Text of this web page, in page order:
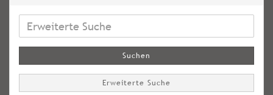
Erweiterte
Suche
Suchen
Erweiterte Suche